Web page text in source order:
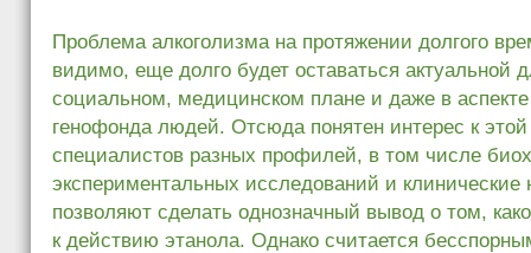
Проблема алкоголизма на протяжении долгого
видимо, еще долго будет оставаться актуальной
социальном, медицинском плане и даже в аспекте
генофонда людей. Отсюда понятен интерес к
специалистов разных профилей, в том числе
экспериментальных исследований и
позволяют сделать однозначный вывод о том,
к действию этанола. Однако считается